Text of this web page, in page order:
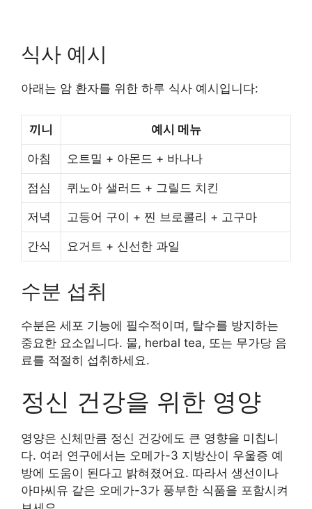
식사 예시
아래는 암 환자를 위한 하루 식사 예시입니다:
끼니 예시 메뉴
아침 오트밀 + 아몬드 + 바나나
점심 퀴노아 샐러드 + 그릴드 치킨
저녁 고등어 구이 + 찐 브로콜리 + 고구마
간식 요거트 + 신선한 과일
수분 섭취
수분은 세포 기능에 필수적이며, 탈수를 방지하는
중요한 요소입니다. 물, herbal tea, 또는 무가당 음
료를 적절히 섭취하세요.
정신 건강을 위한 영양
영양은 신체만큼 정신 건강에도 큰 영향을 미칩니
다. 여러 연구에서는 오메가-3 지방산이 우울증 예
방에 도움이 된다고 밝혀졌어요. 따라서 생선이나
아마씨유 같은 오메가-3가 풍부한 식품을 포함시켜